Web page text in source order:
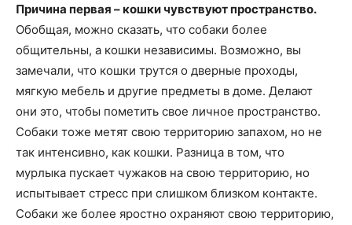
Причина первая – кошки чувствуют пространство.
Обобщая, можно сказать, что собаки более
общительны, а кошки независимы. Возможно, вы
замечали, что кошки трутся о дверные проходы,
мягкую мебель и другие предметы в доме. Делают
они это, чтобы пометить свое личное пространство.
Собаки тоже метят свою территорию запахом, но не
так интенсивно, как кошки. Разница в том, что
мурлыка пускает чужаков на свою территорию, но
испытывает стресс при слишком близком контакте.
Собаки же более яростно охраняют свою территорию,